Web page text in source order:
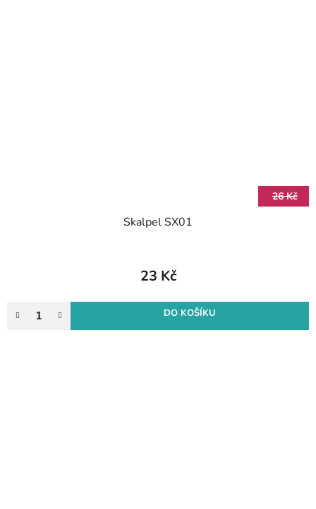
26 Kč
Skalpel SX01
23 Kč
DO KOŠÍKU